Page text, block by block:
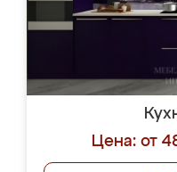
Цена: от